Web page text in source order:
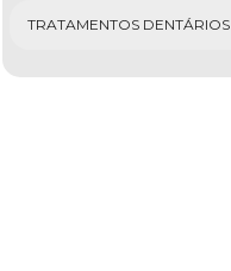
TRATAMENTOS DENTÁRIOS